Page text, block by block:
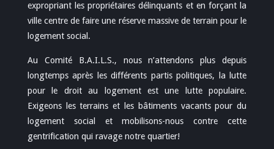
expropriant les propriétaires délinquants et en forçant la
ville centre de faire une réserve massive de terrain pour le
logement social.
Au Comité B.A.I.L.S., nous n’attendons plus depuis
longtemps après les différents partis politiques, la lutte
pour le droit au logement est une lutte populaire.
Exigeons les terrains et les bâtiments vacants pour du
logement social et mobilisons-nous contre cette
gentrification qui ravage notre quartier!